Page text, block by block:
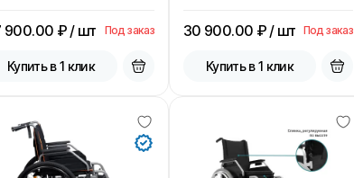
900.00 ₽ / шт Под заказ
Купить в 1 клик
30 900.00 ₽ / шт Под заказ
Купить в 1 клик